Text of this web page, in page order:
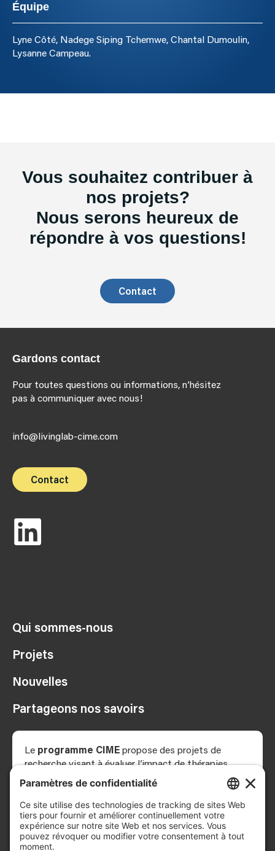
Équipe
Lyne Côté, Nadege Siping Tchemwe, Chantal Dumoulin,
Lysanne Campeau.
Vous souhaitez contribuer à
nos projets?
Nous serons heureux de
répondre à vos questions!
Contact
Gardons contact
Pour toutes questions ou informations, n’hésitez
pas à communiquer avec nous!
info@livinglab-cime.com
Contact
Qui sommes-nous
Projets
Nouvelles
Partageons nos savoirs
Le programme CIMEpropose des projets de
recherche visant à évaluer l’impact de thérapies
innovantes combinant les meilleures pratiques
cliniques en réadaptation à la neuromodulation,
c’est-à-dire des stimulations électriques ou
magnétiques appliquées aux nerfs, au cerveau ou à la
moelle épinière pour modifier l’activité du système
nerveux.